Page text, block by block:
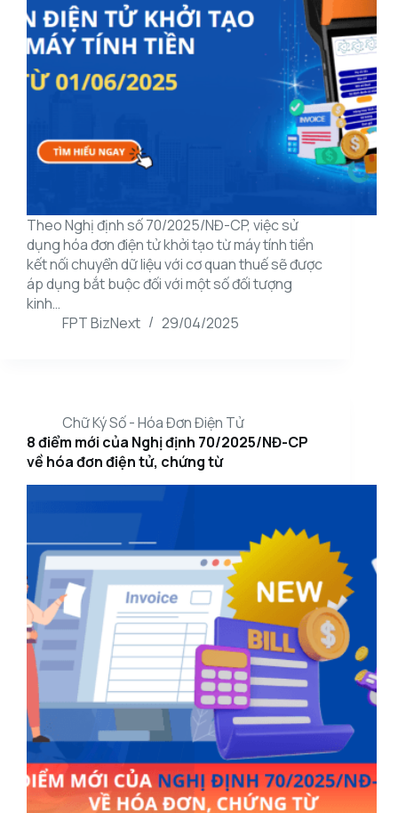
Theo Nghị định số 70/2025/NĐ-CP, việc sử
dụng hóa đơn điện tử khởi tạo từ máy tính tiền
kết nối chuyển dữ liệu với cơ quan thuế sẽ được
áp dụng bắt buộc đối với một số đối tượng
kinh…
FPT BizNext
29/04/2025
Chữ Ký Số - Hóa Đơn Điện Tử
8 điểm mới của Nghị định 70/2025/NĐ-CP
về hóa đơn điện tử, chứng từ